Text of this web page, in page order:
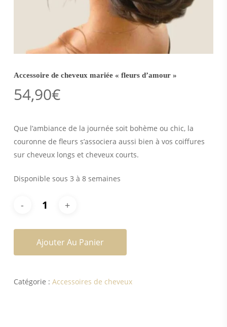
Accessoire de cheveux mariée « fleurs d’amour »
54,90€
Que l’ambiance de la journée soit bohème ou chic, la
couronne de fleurs s’associera aussi bien à vos coiffures
sur cheveux longs et cheveux courts.
Disponible sous 3 à 8 semaines
Ajouter Au Panier
Catégorie : Accessoires de cheveux